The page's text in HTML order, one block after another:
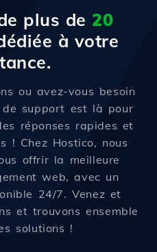
plus de 20
à votre
ou avez-vous besoin
support est là pour
réponses rapides et
! Chez Hostico, nous
offrir la meilleure
web, avec un
24/7. Venez et
et trouvons ensemble
solutions !